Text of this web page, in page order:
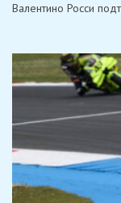
Валентино Росси